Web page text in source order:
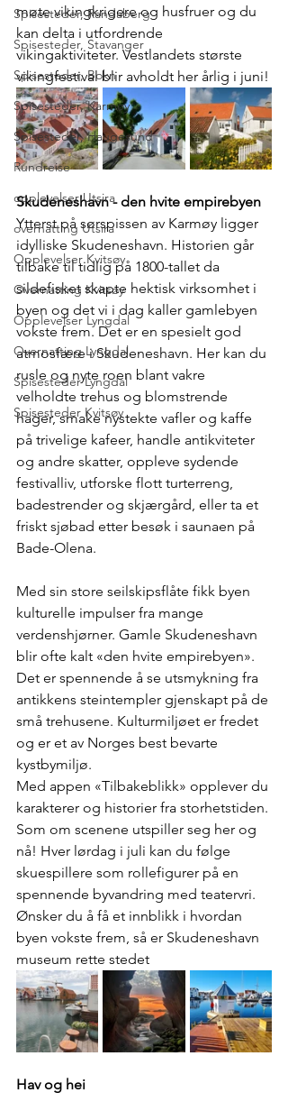
Spisesteder, Randaberg
Spisesteder, Stavanger
Spisesteder, Bokn
Spisesteder, Karmøy
Spisesteder, Haugesund
Rundreise
opplevelser Utsira
overnatting Utsira
Opplevelser Kvitsøy
Overnatting Kvitsøy
Opplevelser Lyngdal
Overnatting Lyngdal
Spisesteder Lyngdal
Spisesteder Kvitsøy
møte vikingkrigere og husfruer og du
kan delta i utfordrende
vikingaktiviteter. Vestlandets største
vikingfestival blir avholdt her årlig i juni!
Skudeneshavn - den hvite empirebyen
Ytterst på sørspissen av Karmøy ligger
idylliske Skudeneshavn. Historien går
tilbake til tidlig på 1800-tallet da
sildefisket skapte hektisk virksomhet i
byen og det vi i dag kaller gamlebyen
vokste frem. Det er en spesielt god
atmosfære i Skudeneshavn. Her kan du
rusle og nyte roen blant vakre
velholdte trehus og blomstrende
hager, smake nystekte vafler og kaffe
på trivelige kafeer, handle antikviteter
og andre skatter, oppleve sydende
festivalliv, utforske flott turterreng,
badestrender og skjærgård, eller ta et
friskt sjøbad etter besøk i saunaen på
Bade-Olena.
Med sin store seilskipsflåte fikk byen
kulturelle impulser fra mange
verdenshjørner. Gamle Skudeneshavn
blir ofte kalt «den hvite empirebyen».
Det er spennende å se utsmykning fra
antikkens steintempler gjenskapt på de
små trehusene. Kulturmiljøet er fredet
og er et av Norges best bevarte
kystbymiljø.
Med appen «Tilbakeblikk» opplever du
karakterer og historier fra storhetstiden.
Som om scenene utspiller seg her og
nå! Hver lørdag i juli kan du følge
skuespillere som rollefigurer på en
spennende byvandring med teatervri.
Ønsker du å få et innblikk i hvordan
byen vokste frem, så er Skudeneshavn
museum rette stedet
Hav og hei